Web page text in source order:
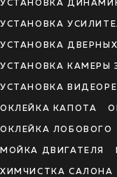
УСТАНОВКА
УСТАНОВКА
УСТАНОВКА
УСТАНОВКА КАМЕРЫ
УСТАНОВКА
ОКЛЕЙКА КАПОТА
ОКЛЕЙКА ЛОБОВОГО
МОЙКА ДВИГАТЕЛЯ
ХИМЧИСТКА САЛОНА